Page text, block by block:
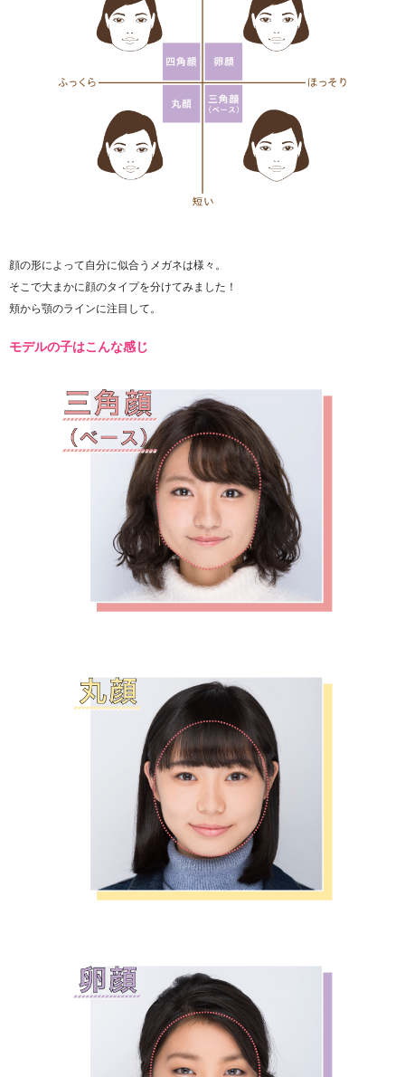
顔の形によって自分に似合うメガネは様々。
そこで大まかに顔のタイプを分けてみました！
頬から顎のラインに注目して。
モデルの子はこんな感じ